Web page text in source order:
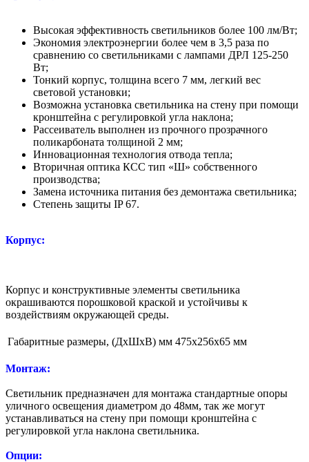
Высокая эффективность светильников более 100 лм/Вт;
Экономия электроэнергии более чем в 3,5 раза по
сравнению со светильниками с лампами ДРЛ 125-250
Вт;
Тонкий корпус, толщина всего 7 мм, легкий вес
световой установки;
Возможна установка светильника на стену при помощи
кронштейна с регулировкой угла наклона;
Рассеиватель выполнен из прочного прозрачного
поликарбоната толщиной 2 мм;
Инновационная технология отвода тепла;
Вторичная оптика КСС тип «Ш» собственного
производства;
Замена источника питания без демонтажа светильника;
Степень защиты IP 67.
Корпус:
Корпус и конструктивные элементы светильника
окрашиваются порошковой краской и устойчивы к
воздействиям окружающей среды.
Габаритные размеры, (ДхШхВ) мм 475х256х65 мм
Монтаж:
Светильник предназначен для монтажа стандартные опоры
уличного освещения диаметром до 48мм, так же могут
устанавливаться на стену при помощи кронштейна с
регулировкой угла наклона светильника.
Опции: